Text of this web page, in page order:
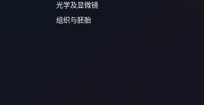
光学及显微镜
组织与胚胎